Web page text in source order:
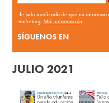
He sido notificado de que mi
marketing.Más información
SÍGUENOS EN
JULIO 2021